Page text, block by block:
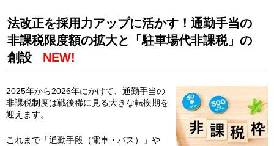
法改正を採用力アップに活かす！通勤手当の
非課税限度額の拡大と「駐車場代非課税」の
創設
NEW!
2025年から2026年にかけて、通勤手当の
非課税制度は戦後稀に見る大きな転換期を
迎えます。
これまで「通勤手段（電車・バス）」や